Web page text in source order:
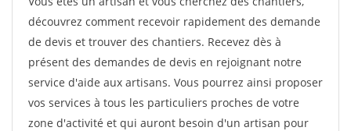
découvrez comment recevoir rapidement des demande
de devis et trouver des chantiers. Recevez dès à
présent des demandes de devis en rejoignant notre
service d'aide aux artisans. Vous pourrez ainsi proposer
vos services à tous les particuliers proches de votre
zone d'activité et qui auront besoin d'un artisan pour